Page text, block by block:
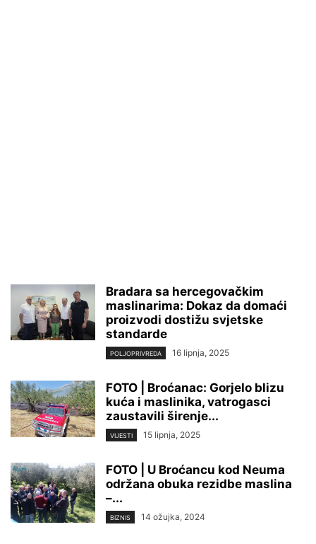
Bradara sa hercegovačkim
maslinarima: Dokaz da domaći
proizvodi dostižu svjetske
standarde
POLJOPRIVREDA 16 lipnja, 2025
FOTO | Broćanac: Gorjelo blizu
kuća i maslinika, vatrogasci
zaustavili širenje...
VIJESTI 15 lipnja, 2025
FOTO | U Broćancu kod Neuma
održana obuka rezidbe maslina
–...
BIZNIS 14 ožujka, 2024